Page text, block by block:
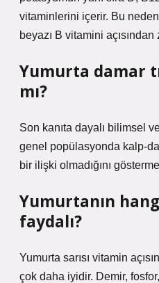
vitaminlerini içerir. Bu
beyazı B vitamini
Yumurta damar
mı?
Son kanıta dayalı bilimsel
genel popülasyonda kalp-
bir ilişki olmadığını
Yumurtanın
faydalı?
Yumurta sarısı vitamin
çok daha iyidir. Demir,